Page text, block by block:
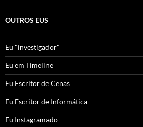
OUTROS EUS
Eu "investigador"
Eu em Timeline
Eu Escritor de Cenas
Eu Escritor de Informática
Eu Instagramado